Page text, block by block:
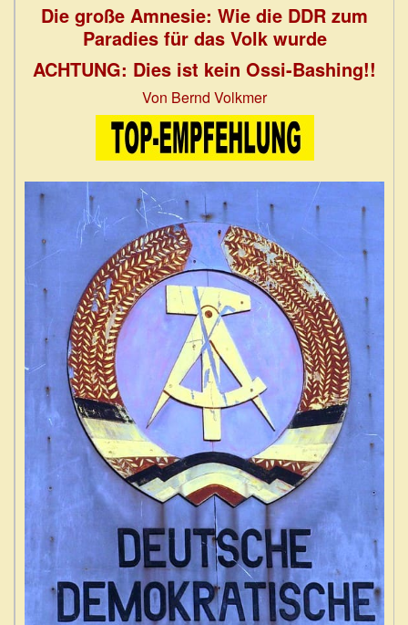
Die große Amnesie: Wie die DDR zum
Paradies für das Volk wurde
ACHTUNG: Dies ist kein Ossi-Bashing!!
Von Bernd Volkmer